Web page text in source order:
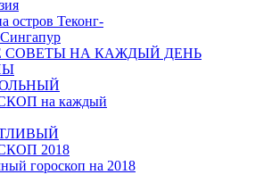
остров Теконг-
СОВЕТЫ НА КАЖДЫЙ ДЕНЬ
на каждый
2018
гороскоп на 2018